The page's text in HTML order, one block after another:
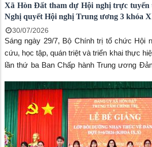
Xã Hòn Đất tham dự Hội nghị trực tuyến
Nghị quyết Hội nghị Trung ương 3 khóa
30/07/2026
Sáng ngày 29/7, Bộ Chính trị tổ chức Hội
cứu, học tập, quán triệt và triển khai thực
lần thứ ba Ban Chấp hành Trung ương
từ điểm cầu trung tâm tại Hội trường Diên
đến các điểm cầu ở các ban, bộ, ngành,
các địa phương, cơ quan, đơn vị.